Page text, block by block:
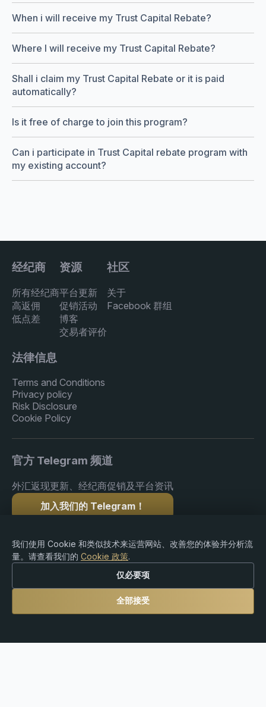
When i will receive my Trust Capital Rebate?
Where I will receive my Trust Capital Rebate?
Shall i claim my Trust Capital Rebate or it is paid
automatically?
Is it free of charge to join this program?
Can i participate in Trust Capital rebate program with
my existing account?
经纪商
所有经纪商
高返佣
低点差
资源
平台更新
促销活动
博客
交易者评价
社区
关于
Facebook 群组
法律信息
Terms and Conditions
Privacy policy
Risk Disclosure
Cookie Policy
官方 Telegram 频道
外汇返现更新、经纪商促销及平台资讯
加入我们的 Telegram！
版权 © 2015-2026 Premium Rebate. 版权所有.
Premium Rebate Group 是一家独立的返佣和推荐平台，
我们使用 Cookie 和类似技术来运营网站、改善您的体验并分析流
量。请查看我们的 Cookie 政策.
仅必要项
全部接受